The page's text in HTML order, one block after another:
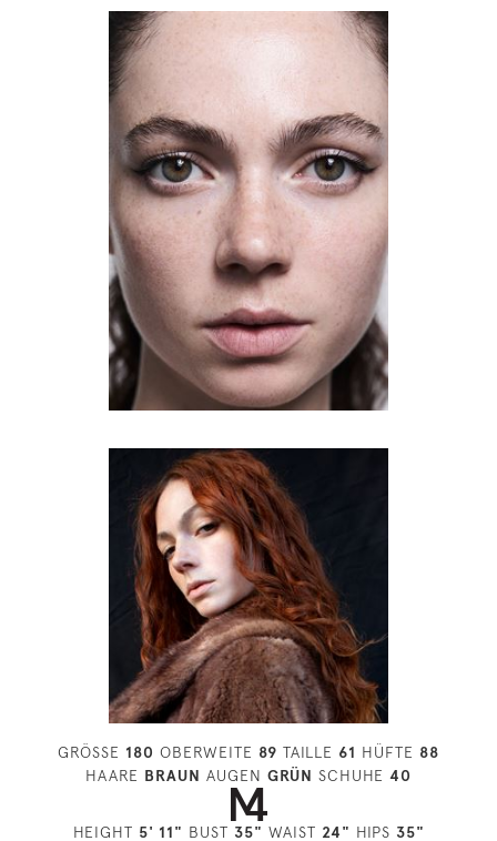
GRÖSSE 180 OBERWEITE 89 TAILLE 61 HÜFTE 88
HAARE BRAUN AUGEN GRÜN SCHUHE 40
HEIGHT 5' 11" BUST 35" WAIST 24" HIPS 35"